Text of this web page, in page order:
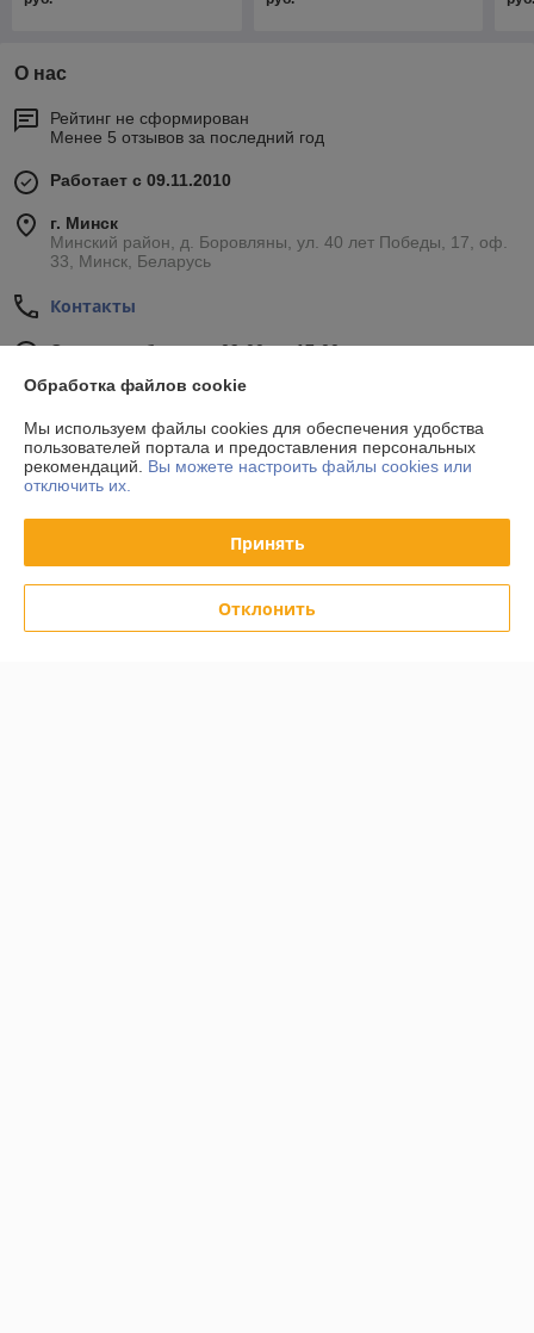
О нас
Рейтинг не сформирован
Менее 5 отзывов за последний год
Работает с 09.11.2010
г. Минск
Минский район, д. Боровляны, ул. 40 лет Победы, 17, оф.
33, Минск, Беларусь
Контакты
Сегодня работает с 09:00 до 17:00
Отзывы о магазине
34 отзывов за всё время
Обработка файлов cookie
Мы используем файлы cookies для обеспечения удобства
пользователей портала и предоставления персональных
рекомендаций. Вы можете настроить файлы cookies или
отключить их.
Принять
Отклонить